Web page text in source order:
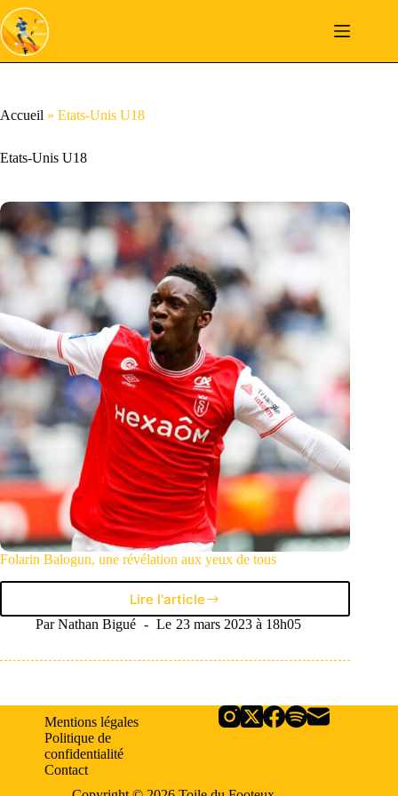
Passer
au
contenu
Accueil » Etats-Unis U18
Etats-Unis U18
Folarin Balogun, une révélation aux yeux de tous
Lire l'article
Folarin
Balogun,
révélation
de
Par Nathan Bigué Le 23 mars 2023 à 18h05
Mentions légales
Politique de
confidentialité
Contact